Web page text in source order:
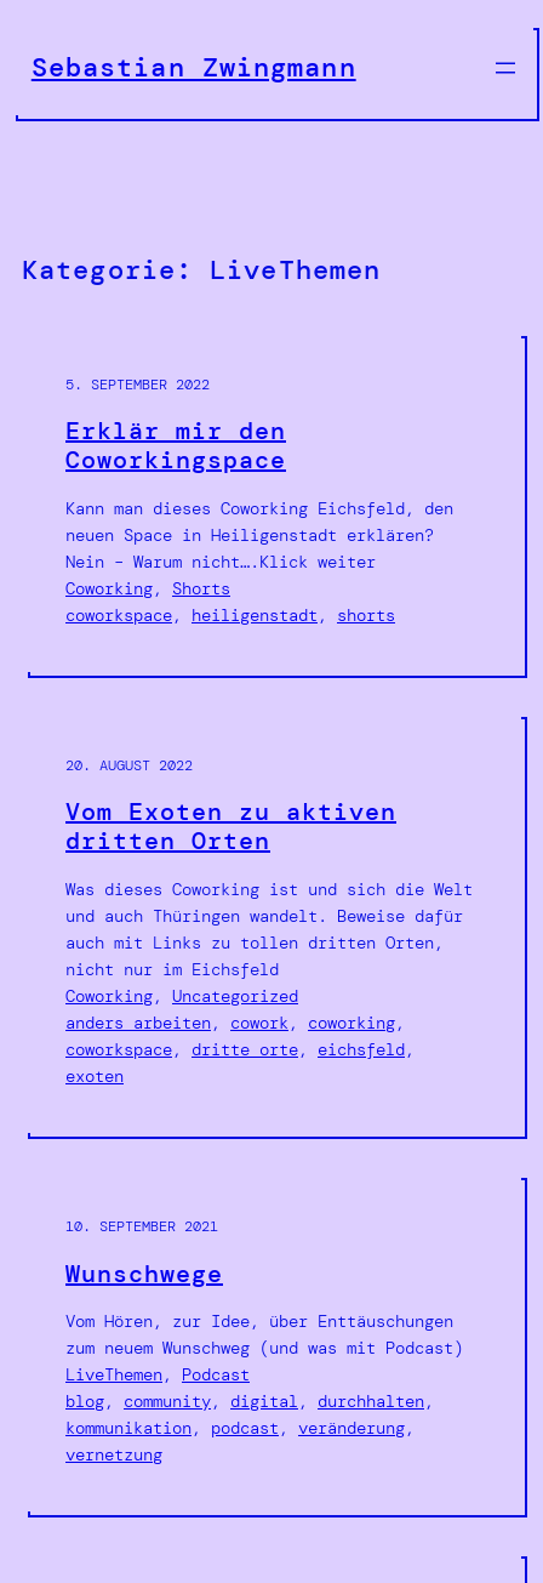
springen
Sebastian Zwingmann
Kategorie: LiveThemen
5. SEPTEMBER 2022
Erklär mir den
Coworkingspace
Kann man dieses Coworking Eichsfeld, den
neuen Space in Heiligenstadt erklären?
Nein – Warum nicht….Klick weiter
Coworking, Shorts
coworkspace, heiligenstadt , shorts
20. AUGUST 2022
Vom Exoten zu aktiven
dritten Orten
Was dieses Coworking ist und sich die Welt
und auch Thüringen wandelt. Beweise dafür
auch mit Links zu tollen dritten Orten,
nicht nur im Eichsfeld
Coworking, Uncategorized
anders arbeiten, cowork , coworking
coworkspace, dritte orte, eichsfeld
exoten
10. SEPTEMBER 2021
Wunschwege
Vom Hören, zur Idee, über Enttäuschungen
zum neuem Wunschweg (und was mit Podcast)
LiveThemen, Podcast
blog, community, digital , durchhalten
kommunikation, podcast , veränderung
vernetzung